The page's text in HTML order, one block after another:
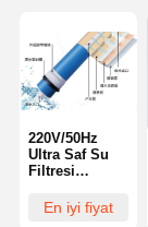
220V/50Hz
Ultra Saf Su
Filtresi
Su Filtrasyon
Sistemleri
En iyi fiyat